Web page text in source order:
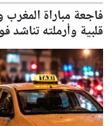
فاجعة مباراة
قلبية وأرملته تناشد